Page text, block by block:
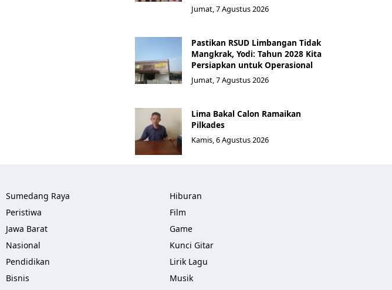
Jumat, 7 Agustus 2026
Pastikan RSUD Limbangan Tidak
Mangkrak, Yodi: Tahun 2028 Kita
Persiapkan untuk Operasional
Jumat, 7 Agustus 2026
Lima Bakal Calon Ramaikan
Pilkades
Kamis, 6 Agustus 2026
Sumedang Raya
Peristiwa
Jawa Barat
Nasional
Pendidikan
Bisnis
Hiburan
Film
Game
Kunci Gitar
Lirik Lagu
Musik